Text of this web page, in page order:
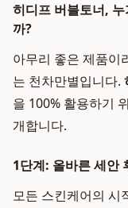
히디프 버블토너,
까?
아무리 좋은 제품이
는 천차만별입니다.
을 100% 활용하기
개합니다.
1단계: 올바른 세안
모든 스킨케어의 시